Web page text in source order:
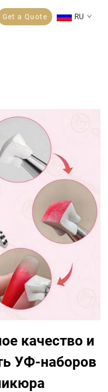
Get a Quote RU
качество и
УФ-наборов